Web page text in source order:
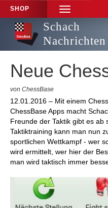
SHOP
TOGGLE
NAVIGATION
Schach
Nachrichten
Neue
von ChessBase
12.01.2016 – Mit einem
ChessBase Apps macht
Freunde der Taktik gibt es ab
Taktiktraining kann man nun
sportlichen Wettkampf - wer
wird ermittelt, wer hier der
man wird taktisch immer